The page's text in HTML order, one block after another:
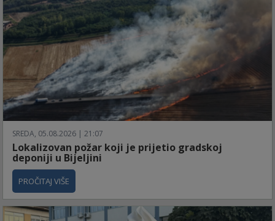
SREDA, 05.08.2026 | 21:07
Lokalizovan požar koji je prijetio gradskoj
deponiji u Bijeljini
PROČITAJ VIŠE